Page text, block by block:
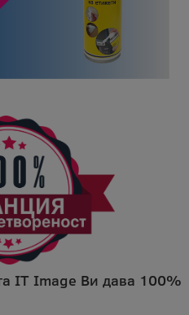
IT Image Ви дава 100%